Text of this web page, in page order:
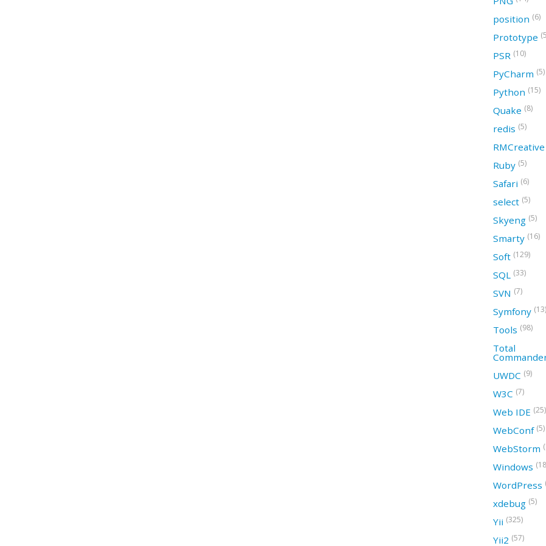
position (6)
Prototype
PSR (10)
PyCharm (5)
Python (15)
Quake (8)
redis (5)
RMCreative
Ruby (5)
Safari (6)
select (5)
Skyeng (5)
Smarty (16)
Soft (129)
SQL (33)
SVN (7)
Symfony (13)
Tools (98)
Total
UWDC (9)
W3C (7)
Web IDE (25)
WebConf (5)
WebStorm
Windows
WordPress
xdebug (5)
Yii (325)
Yii2 (57)